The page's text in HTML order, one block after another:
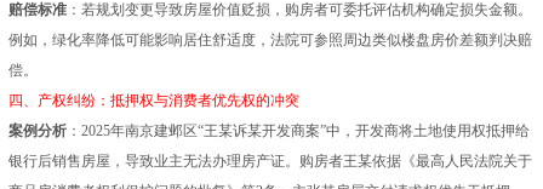
赔偿标准：若规划变更导致房屋价值贬损，购房者可委托评估机构确定损失金额。
例如，绿化率降低可能影响居住舒适度，法院可参照周边类似楼盘房价差额判决赔
偿。
四、产权纠纷：抵押权与消费者优先权的冲突
案例分析：2025年南京建邺区“王某诉某开发商案”中，开发商将土地使用权抵押给
银行后销售房屋，导致业主无法办理房产证。购房者王某依据《最高人民法院关于